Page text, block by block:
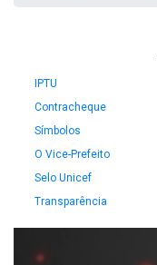
IPTU
Contracheque
Símbolos
O Vice-Prefeito
Selo Unicef
Transparência